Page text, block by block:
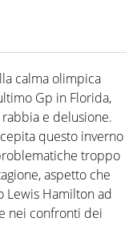
calma olimpica
Gp in Florida,
e delusione.
questo inverno
troppo
aspetto che
Lewis Hamilton ad
nei confronti dei